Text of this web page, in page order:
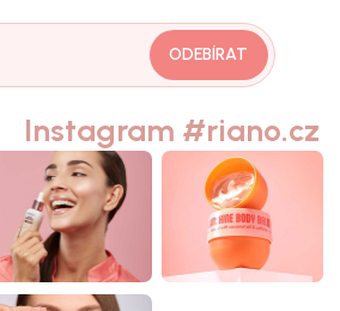
ODEBÍRAT
Instagram #riano.cz